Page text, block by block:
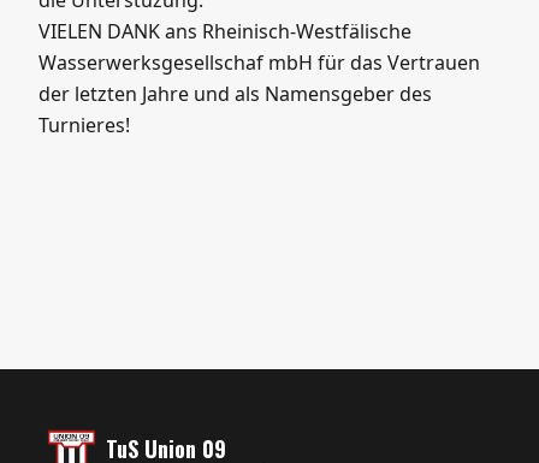
tatkräftig mitgeholfen haben. Ohne diese
Unterstützung wäre die Durchführung des
Turniers nicht möglich gewesen.
Wir bedanken uns recht herzlich bei allen
Sponsoren sowie den Rolli-Rockers-Sprößlinge für
TuS Union 09